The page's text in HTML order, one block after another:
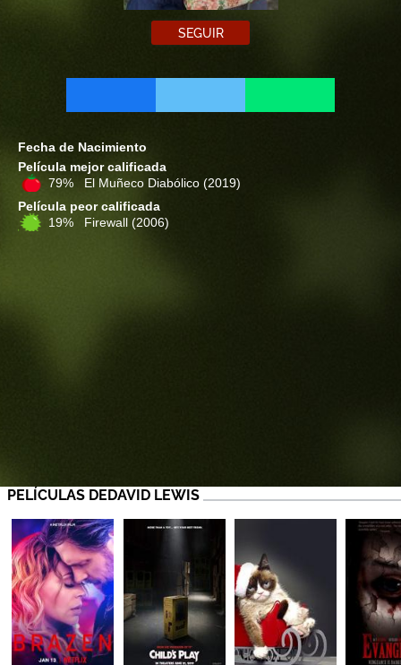
SEGUIR
Fecha de Nacimiento
Película mejor calificada
79% El Muñeco Diabólico (2019)
Película peor calificada
19% Firewall (2006)
PELÍCULAS DEDAVID LEWIS